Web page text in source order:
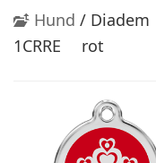
Hund / Diadem
1CRRE
rot